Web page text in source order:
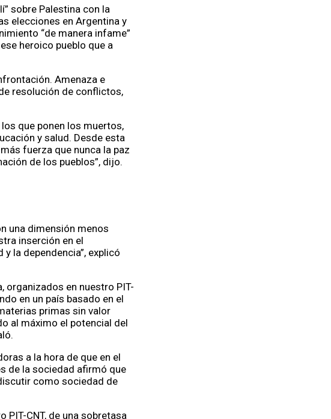
sobre Palestina con la
elecciones en Argentina y
“de manera infame”
heroico pueblo que a
Amenaza e
resolución de conflictos,
que ponen los muertos,
y salud. Desde esta
fuerza que nunca la paz
de los pueblos”, dijo.
una dimensión menos
inserción en el
la dependencia”, explicó
organizados en nuestro PIT-
en un país basado en el
primas sin valor
al máximo el potencial del
a la hora de que en el
de la sociedad afirmó que
como sociedad de
PIT-CNT, de una sobretasa